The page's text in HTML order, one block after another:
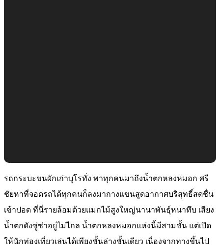
รถกระบะขนผักเก่าบุโรทั่ง พาทุกคนมาถึงน้ำตกหลงหมอก ศรี
ชัยหาที่จอดรถได้ทุกคนก็ลงมากางแขนสูดอากาศบริสุทธิ์สดชื่น
เข้าปอด ที่นี่รายล้อมด้วยแมกไม้สูงใหญ่นานาพันธุ์หนาทึบ เสียง
น้ำตกดังซู่ซ่าอยู่ไม่ไกล น้ำตกหลงหมอกแห่งนี้มีสามชั้น แต่เปิด
ให้นักท่องเที่ยวเล่นได้เพียงชั้นล่างชั้นเดียว เนื่องจากทางขึ้นไป